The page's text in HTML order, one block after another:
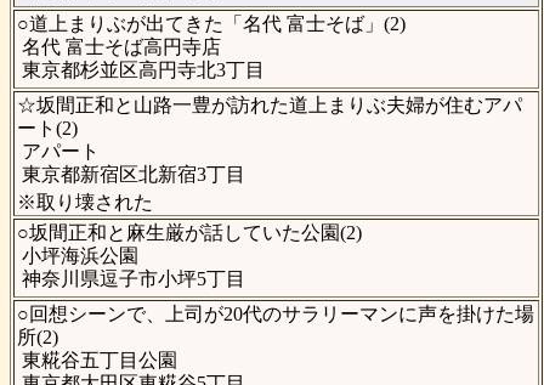
○道上まりぶが出てきた「名代 富士そば」(2)
名代 富士そば高円寺店
東京都杉並区高円寺北3丁目
☆坂間正和と山路一豊が訪れた道上まりぶ夫婦が住むアパ
ート(2)
アパート
東京都新宿区北新宿3丁目
※取り壊された
○坂間正和と麻生厳が話していた公園(2)
小坪海浜公園
神奈川県逗子市小坪5丁目
○回想シーンで、上司が20代のサラリーマンに声を掛けた場
所(2)
東糀谷五丁目公園